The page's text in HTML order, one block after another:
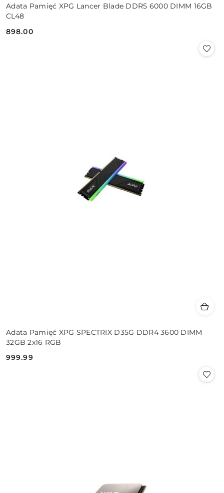
Adata Pamięć XPG Lancer Blade DDR5 6000 DIMM 16GB
CL48
Cena:
898.00
Adata Pamięć XPG SPECTRIX D35G DDR4 3600 DIMM
32GB 2x16 RGB
Cena:
999.99